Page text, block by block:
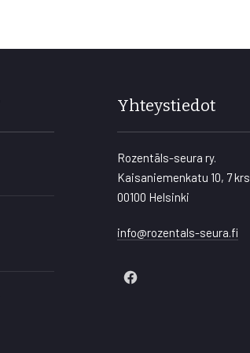
Yhteystiedot
Rozentāls-seura ry.
Kaisaniemenkatu 10, 7 krs.
00100 Helsinki
info@rozentals-seura.fi
New